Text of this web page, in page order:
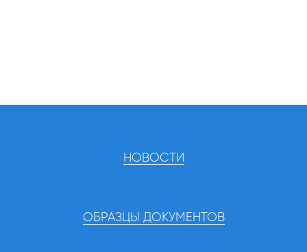
НОВОСТИ
ОБРАЗЦЫ ДОКУМЕНТОВ